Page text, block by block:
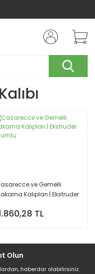
ve Gemelli
Kalıpları | Ekstruder
TL
Olun
haberdar olabilirsiniz.